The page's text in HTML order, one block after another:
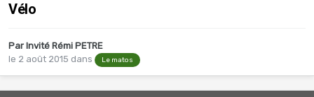
Vélo
Par Invité Rémi PETRE
le 2 août 2015 dans Le matos